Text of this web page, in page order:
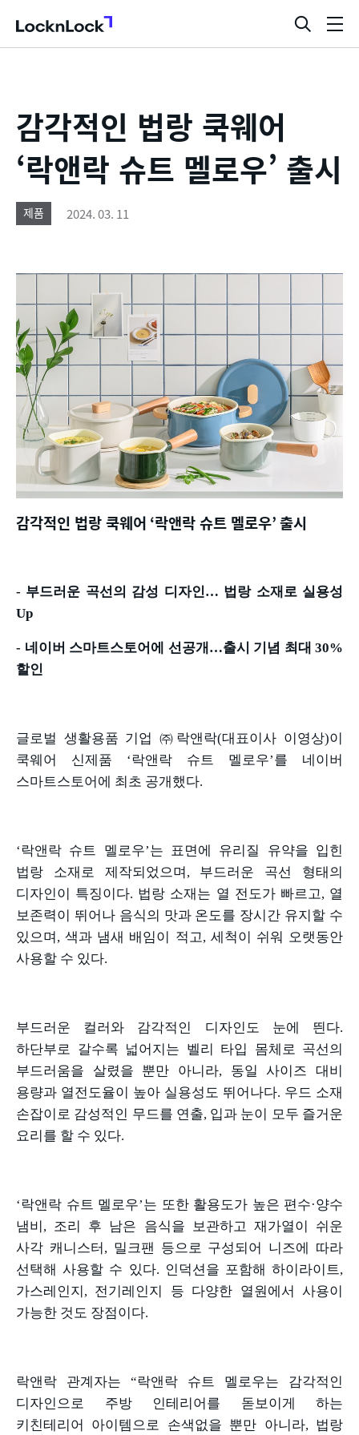
LocknLock
검
색
감각적인 법랑 쿡웨어
‘락앤락 슈트 멜로우’ 출시
제품 2024. 03. 11
감각적인 법랑 쿡웨어 ‘락앤락 슈트 멜로우’출시
- 부드러운 곡선의 감성 디자인… 법랑 소재로 실용성
Up
- 네이버 스마트스토어에 선공개 …출시 기념 최대 30%
할인
글로벌 생활용품 기업 ㈜락앤락(대표이사 이영상)이
쿡웨어 신제품 ‘락앤락 슈트 멜로우’를 네이버
스마트스토어에 최초 공개했다.
‘락앤락 슈트 멜로우’는 표면에 유리질 유약을 입힌
법랑 소재로 제작되었으며 , 부드러운 곡선 형태의
디자인이 특징이다. 법랑 소재는 열 전도가 빠르고, 열
보존력이 뛰어나 음식의 맛과 온도를 장시간 유지할 수
있으며 ,색과 냄새 배임이 적고, 세척이 쉬워 오랫동안
사용할 수 있다.
부드러운 컬러와 감각적인 디자인도 눈에 띈다.
하단부로 갈수록 넓어지는 벨리 타입 몸체로 곡선의
부드러움을 살렸을 뿐만 아니라, 동일 사이즈 대비
용량과 열전도율이 높아 실용성도 뛰어나다. 우드 소재
손잡이로 감성적인 무드를 연출, 입과 눈이 모두 즐거운
요리를 할 수 있다.
‘락앤락 슈트 멜로우’는 또한 활용도가 높은 편수·양수
냄비 , 조리 후 남은 음식을 보관하고 재가열이 쉬운
사각 캐니스터 , 밀크팬 등으로 구성되어 니즈에 따라
선택해 사용할 수 있다. 인덕션을 포함해 하이라이트 ,
가스레인지 , 전기레인지 등 다양한 열원에서 사용이
가능한 것도 장점이다.
락앤락 관계자는 “락앤락 슈트 멜로우는 감각적인
디자인으로 주방 인테리어를 돋보이게 하는
키친테리어 아이템으로 손색없을 뿐만 아니라, 법랑